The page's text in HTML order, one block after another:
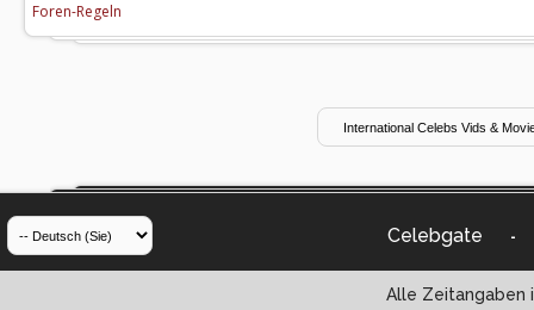
Foren-Regeln
Celebgate -
Alle Zeitangaben